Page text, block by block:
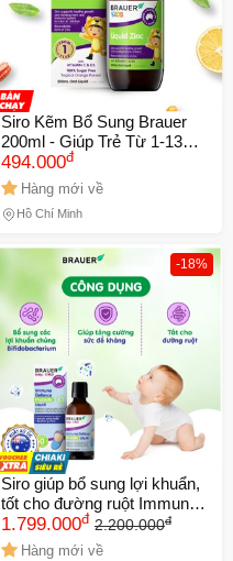
Siro Kẽm Bổ Sung Brauer
200ml - Giúp Trẻ Từ 1-13
Tuổi Ăn Ngon, Tăng Cường
Sức Khỏe Xương, Miễn Dịch
Tốt
494.000đ
Hàng mới về
Hồ Chí Minh
-18%
Siro giúp bổ sung lợi khuẩn,
tốt cho đường ruột Immune
Defence Probiotic Liquid
Brauer (45ml)
1.799.000đ 2.200.000đ
Hàng mới về